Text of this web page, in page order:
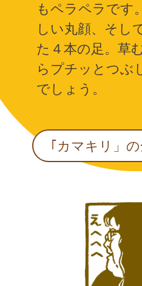
もペラペラです
しい丸顔、そし
た４本の足。草
らプチッとつぶ
でしょう。
｢カマキリ」